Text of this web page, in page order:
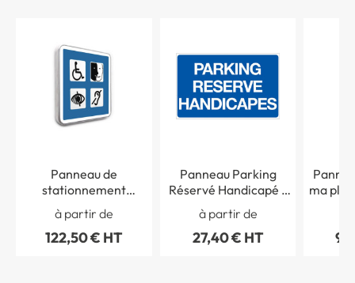
Panneau de
stationnement
accessibilité pour
handicapés
à partir de
122,50 € HT
Panneau Parking
Réservé Handicapé -
Fond bleu - H 250 x L
400 mm
à partir de
27,40 € HT
ma